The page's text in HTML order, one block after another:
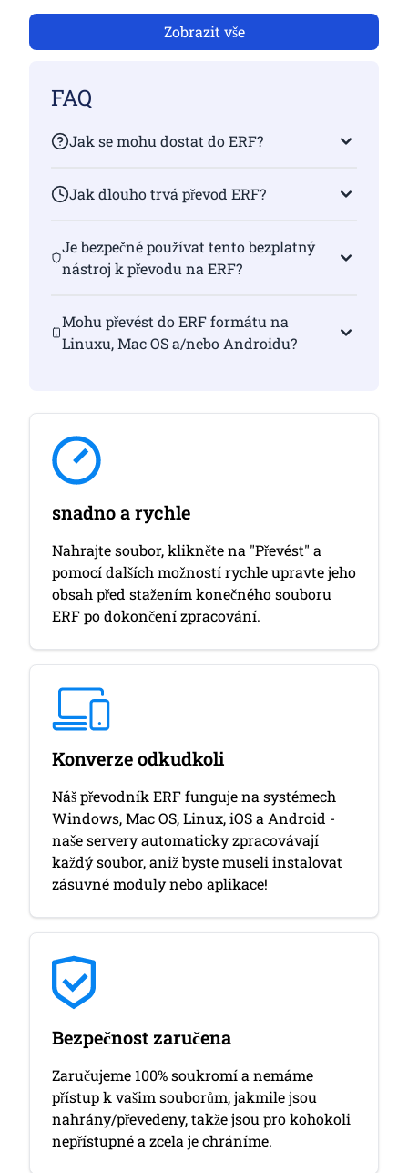
Zobrazit vše
FAQ
Jak se mohu dostat do ERF?
Jak dlouho trvá převod ERF?
Je bezpečné používat tento bezplatný
nástroj k převodu na ERF?
Mohu převést do ERF formátu na
Linuxu, Mac OS a/nebo Androidu?
snadno a rychle
Nahrajte soubor, klikněte na "Převést" a
pomocí dalších možností rychle upravte jeho
obsah před stažením konečného souboru
ERF po dokončení zpracování.
Konverze odkudkoli
Náš převodník ERF funguje na systémech
Windows, Mac OS, Linux, iOS a Android -
naše servery automaticky zpracovávají
každý soubor, aniž byste museli instalovat
zásuvné moduly nebo aplikace!
Bezpečnost zaručena
Zaručujeme 100% soukromí a nemáme
přístup k vašim souborům, jakmile jsou
nahrány/převedeny, takže jsou pro kohokoli
nepřístupné a zcela je chráníme.